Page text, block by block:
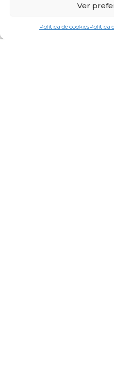
Ver
Política de cookiesPolítica